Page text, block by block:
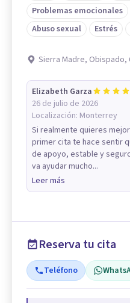
Problemas emocionales
Abuso sexual
Estrés
Sierra Madre, Obispado,
Elizabeth Garza
26 de julio de 2026
Localización: Monterrey
Si realmente quieres
primer cita te hace sentir
de apoyo, estable y
va ayudar mucho...
Leer más
Reserva tu cita
Teléfono